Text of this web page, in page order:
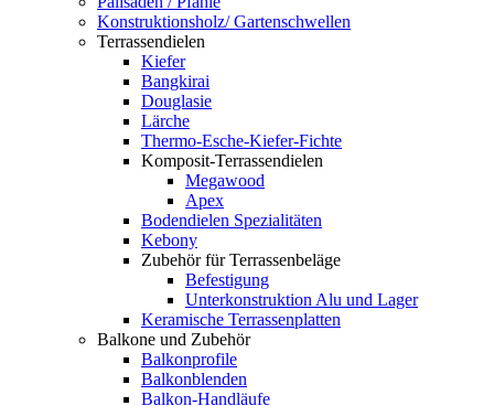
Konstruktionsholz/ Gartenschwellen
Terrassendielen
Kiefer
Bangkirai
Douglasie
Lärche
Thermo-Esche-Kiefer-Fichte
Komposit-Terrassendielen
Megawood
Apex
Bodendielen Spezialitäten
Kebony
Zubehör für Terrassenbeläge
Befestigung
Unterkonstruktion Alu und Lager
Keramische Terrassenplatten
Balkone und Zubehör
Balkonprofile
Balkonblenden
Balkon-Handläufe